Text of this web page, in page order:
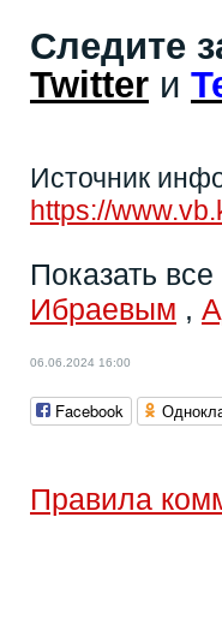
Следите
Twitter и
Источник
https://
Показать
Ибраевым ,
06.06.2024 16:00
Facebook
Правила